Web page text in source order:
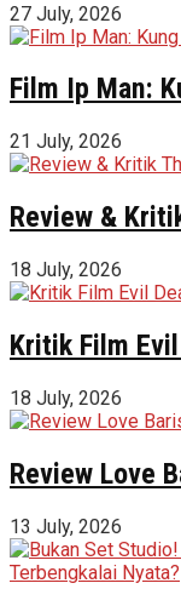
27 July, 2026
Film Ip Man:
21 July, 2026
Review &
18 July, 2026
Kritik Film
18 July, 2026
Review Love
13 July, 2026